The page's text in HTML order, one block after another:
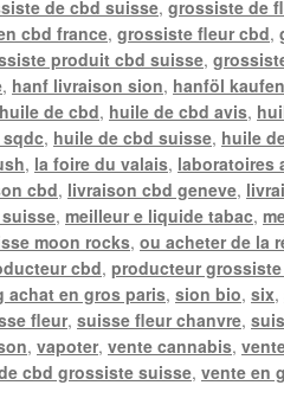
de cbd suisse,grossiste de
cbd france,grossiste fleur cbd,
produit cbd suisse,
, hanf livraison sion, hanföl kaufen
huile de cbd, huile de cbd avis,
sqdc, huile de cbd suisse, huile
, la foire du valais, laboratoires
cbd, livraison cbd geneve,
,meilleur e liquide tabac,
moon rocks,ou acheter de la
cbd,producteur
achat en gros paris,sion bio,six,
fleur,suisse fleur chanvre,
,vapoter,vente cannabis,
cbd grossiste suisse,vente en